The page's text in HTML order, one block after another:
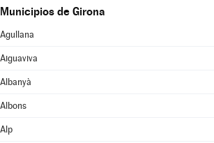
Municipios de Girona
Agullana
Aiguaviva
Albanyà
Albons
Alp